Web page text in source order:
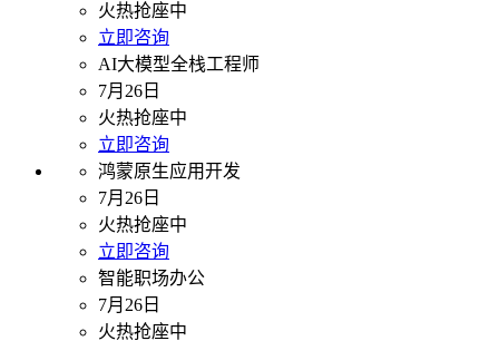
火热抢座中
立即咨询
AI大模型全栈工程师
7月26日
火热抢座中
立即咨询
鸿蒙原生应用开发
7月26日
火热抢座中
立即咨询
智能职场办公
7月26日
火热抢座中